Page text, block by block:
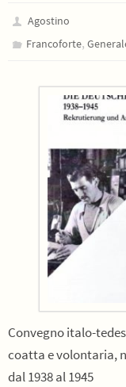
Agostino
Francoforte,
Convegno italo-
coatta e volontaria,
dal 1938 al 1945